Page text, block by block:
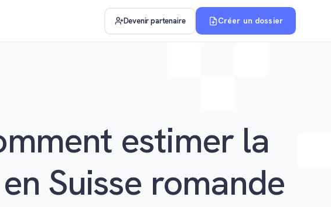
Devenir partenaire Créer un dossier
estimer la
Suisse romande